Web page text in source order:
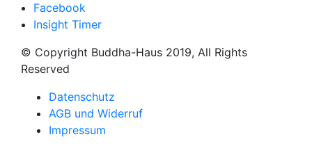
Facebook
Insight Timer
© Copyright Buddha-Haus 2019, All Rights
Reserved
Datenschutz
AGB und Widerruf
Impressum